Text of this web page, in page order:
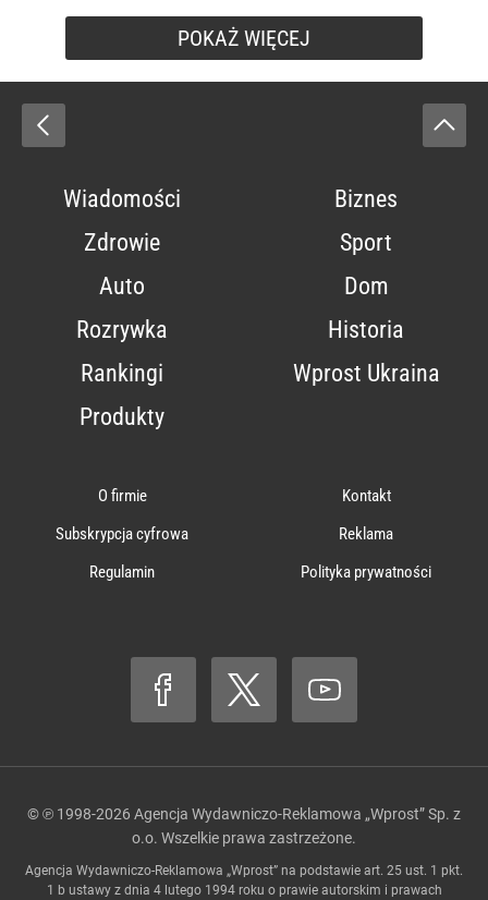
POKAŻ WIĘCEJ
Wiadomości
Biznes
Zdrowie
Sport
Auto
Dom
Rozrywka
Historia
Rankingi
Wprost Ukraina
Produkty
O firmie
Kontakt
Subskrypcja cyfrowa
Reklama
Regulamin
Polityka prywatności
© ℗ 1998-2026 Agencja Wydawniczo-Reklamowa „Wprost” Sp. z
o.o. Wszelkie prawa zastrzeżone.
Agencja Wydawniczo-Reklamowa „Wprost” na podstawie art. 25 ust. 1 pkt.
1 b ustawy z dnia 4 lutego 1994 roku o prawie autorskim i prawach